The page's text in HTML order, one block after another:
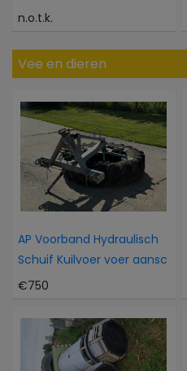
n.o.t.k.
Vee en dieren
AP Voorband Hydraulisch
Schuif Kuilvoer voer aansc
€750